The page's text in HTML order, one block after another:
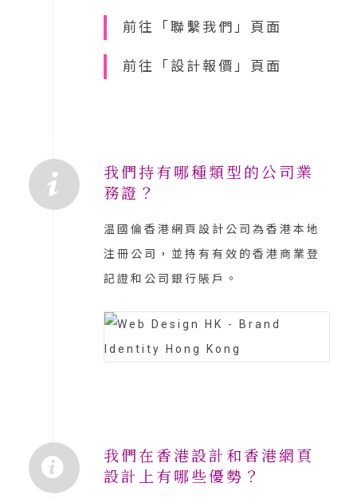
前往「聯繫我們」頁面
前往「設計報價」頁面
我們持有哪種類型的公司業
務證？
温國倫香港網頁設計公司為香港本地
注冊公司，並持有有效的香港商業登
記證和公司銀行賬戶。
我們在香港設計和香港網頁
設計上有哪些優勢？